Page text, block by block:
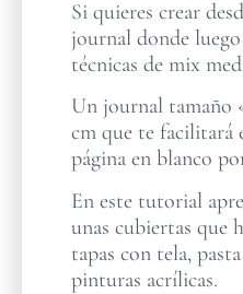
Si quieres crear
journal donde
técnicas de mix
Un journal tamaño
cm que te facilitará
página en blanco
En este tutorial
unas cubiertas que
tapas con tela,
pinturas acrílicas.